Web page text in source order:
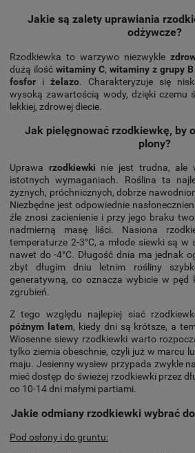
Jakie są zalety uprawiania
odżywcze?
Rzodkiewka to warzywo niezwykle
dużą ilość witaminy C, witaminy z grupy B
fosfor i żelazo. Charakteryzuje się
wysoką zawartością wody, dzięki czemu
lekkiej, zdrowej diecie.
Jak pielęgnować rzodkiewkę, by
plony?
Uprawa rzodkiewki nie jest trudna, ale
istotnych wymaganiach. Roślina ta
żyznych, próchnicznych, dobrze
Niezbędne jest odpowiednie
źle znosi zacienienie i przy jego braku
nadmierną masę liści. Nasiona
temperaturze 2-3°C, a młode siewki są w
nawet do -4°C. Długość dnia ma jednak
zbyt długim dniu letnim rośliny
generatywną, co oznacza wybicie w pęd
zgrubień.
Z tego względu najlepiej siać
późnym latem, kiedy dni są krótsze, a
Wiosenne siewy rzodkiewki warto
tylko ziemia obeschnie, czyli już w marcu
maju. Jesienny wysiew przypada zwykle
mieć dostęp do świeżej rzodkiewki przez
co 10-14 dni małymi partiami.
Jakie odmiany rzodkiewki wybrać
Pod osłony i do gruntu: